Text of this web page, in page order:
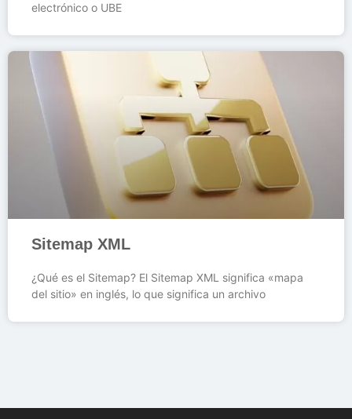
electrónico o UBE
Sitemap XML
¿Qué es el Sitemap? El Sitemap XML significa «mapa
del sitio» en inglés, lo que significa un archivo